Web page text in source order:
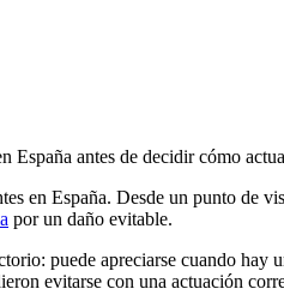
España antes de decidir cómo
en España. Desde un punto de
por un daño evitable.
puede apreciarse cuando hay
evitarse con una actuación